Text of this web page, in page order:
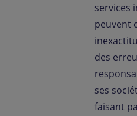
services
peuvent
des
ses
faisant